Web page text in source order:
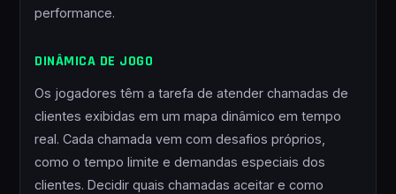
performance.
DINÂMICA DE JOGO
Os jogadores têm a tarefa de atender chamadas de
clientes exibidas em um mapa dinâmico em tempo
real. Cada chamada vem com desafios próprios,
como o tempo limite e demandas especiais dos
clientes. Decidir quais chamadas aceitar e como